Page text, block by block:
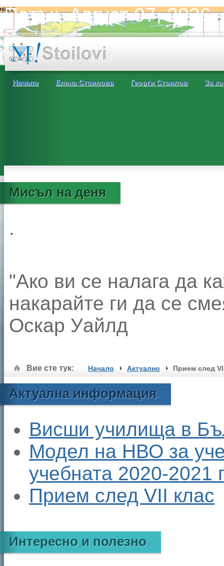
Петък, Август 07, 2026
Начало Елена Стоилова Георги Стоилов За
Мисъл на деня
.
"Ако ви се налага да
накарайте ги да се
Оскар Уайлд
Вие сте тук: Начало Актуално Прием след
Актуална информация
Висши училища в
Модел на НВО за
учебната 2020-2021
Прием след VII клас
Интересно и полезно